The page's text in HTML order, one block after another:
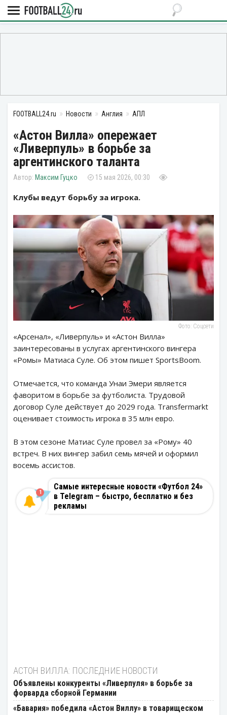
FOOTBALL24.ru Новости Англия АПЛ
«Астон Вилла» опережает
«Ливерпуль» в борьбе за
аргентинского таланта
Максим Гуцко 15 мая 2026, 00:30
Клубы ведут борьбу за игрока.
Фото: Соцсети
«Арсенал», «Ливерпуль» и «Астон Вилла»
заинтересованы в услугах аргентинского вингера
«Ромы» Матиаса Суле. Об этом пишет SportsBoom.
Отмечается, что команда Унаи Эмери является
фаворитом в борьбе за футболиста. Трудовой
договор Суле действует до 2029 года. Transfermarkt
оценивает стоимость игрока в 35 млн евро.
В этом сезоне Матиас Суле провел за «Рому» 40
встреч. В них вингер забил семь мячей и оформил
восемь ассистов.
Самые интересные новости «Футбол 24»
в Telegram – быстро, бесплатно и без
рекламы
1
АСТОН ВИЛЛА: ПОСЛЕДНИЕ НОВОСТИ
Объявлены конкуренты «Ливерпуля» в борьбе за
форварда сборной Германии
«Бавария» победила «Астон Виллу» в товарищеском